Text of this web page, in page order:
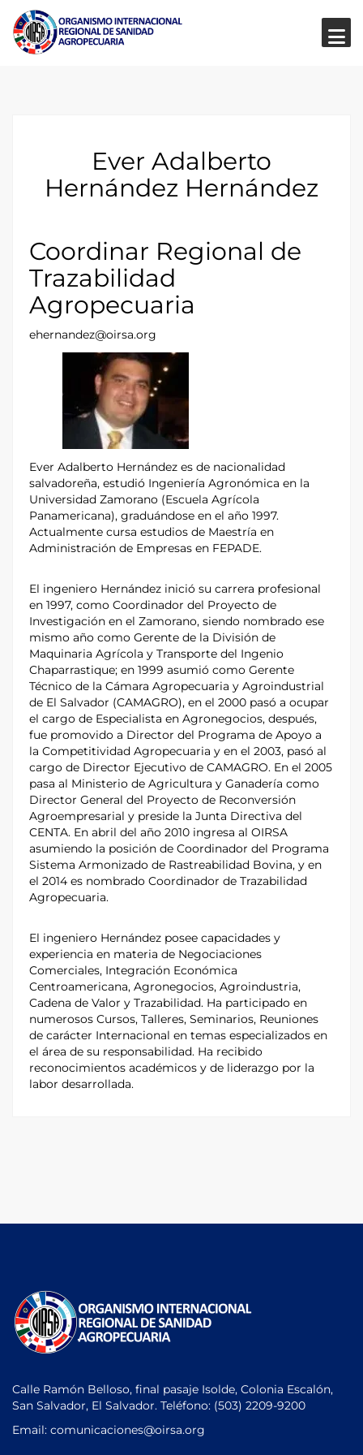
Ever Adalberto
Hernández Hernández
Coordinar Regional de
Trazabilidad
Agropecuaria
ehernandez@oirsa.org
Ever Adalberto Hernández es de nacionalidad
salvadoreña, estudió Ingeniería Agronómica en la
Universidad Zamorano (Escuela Agrícola
Panamericana), graduándose en el año 1997.
Actualmente cursa estudios de Maestría en
Administración de Empresas en FEPADE.
El ingeniero Hernández inició su carrera profesional
en 1997, como Coordinador del Proyecto de
Investigación en el Zamorano, siendo nombrado ese
mismo año como Gerente de la División de
Maquinaria Agrícola y Transporte del Ingenio
Chaparrastique; en 1999 asumió como Gerente
Técnico de la Cámara Agropecuaria y Agroindustrial
de El Salvador (CAMAGRO), en el 2000 pasó a ocupar
el cargo de Especialista en Agronegocios, después,
fue promovido a Director del Programa de Apoyo a
la Competitividad Agropecuaria y en el 2003, pasó al
cargo de Director Ejecutivo de CAMAGRO. En el 2005
pasa al Ministerio de Agricultura y Ganadería como
Director General del Proyecto de Reconversión
Agroempresarial y preside la Junta Directiva del
CENTA. En abril del año 2010 ingresa al OIRSA
asumiendo la posición de Coordinador del Programa
Sistema Armonizado de Rastreabilidad Bovina, y en
el 2014 es nombrado Coordinador de Trazabilidad
Agropecuaria.
El ingeniero Hernández posee capacidades y
experiencia en materia de Negociaciones
Comerciales, Integración Económica
Centroamericana, Agronegocios, Agroindustria,
Cadena de Valor y Trazabilidad. Ha participado en
numerosos Cursos, Talleres, Seminarios, Reuniones
de carácter Internacional en temas especializados en
el área de su responsabilidad. Ha recibido
reconocimientos académicos y de liderazgo por la
labor desarrollada.
Calle Ramón Belloso, final pasaje Isolde, Colonia Escalón,
San Salvador, El Salvador. Teléfono: (503) 2209-9200
Email: comunicaciones@oirsa.org